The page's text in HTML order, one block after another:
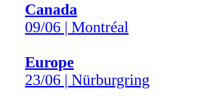
Canada
09/06 | Montréal
Europe
23/06 | Nürburgring